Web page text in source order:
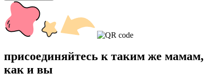
присоединяйтесь к таким же мамам,
как и вы